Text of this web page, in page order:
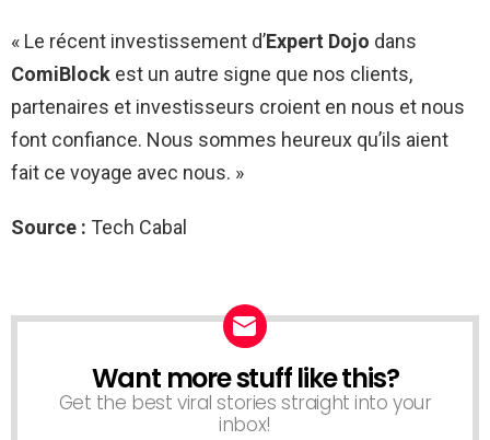
« Le récent investissement d’Expert Dojo dans
ComiBlock est un autre signe que nos clients,
partenaires et investisseurs croient en nous et nous
font confiance. Nous sommes heureux qu’ils aient
fait ce voyage avec nous. »
Source : Tech Cabal
NEWSLETTER
Want more stuff like this?
Get the best viral stories straight into your
inbox!